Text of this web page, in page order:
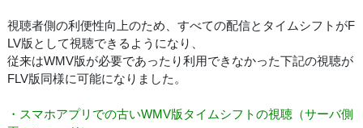
視聴者側の利便性向上のため、すべての配信とタイムシフトがF
LV版として視聴できるようになり、
従来はWMV版が必要であったり利用できなかった下記の視聴が
FLV版同様に可能になりました。
・スマホアプリでの古いWMV版タイムシフトの視聴（サーバ側